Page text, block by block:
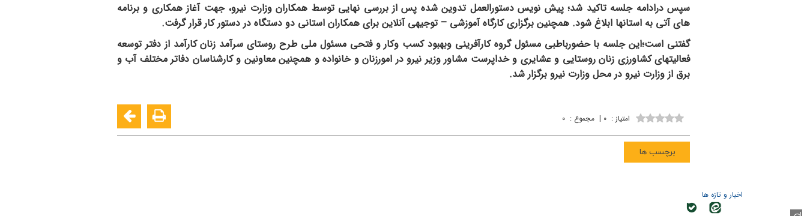
سپس درادامه جلسه تاکید شد؛ پیش نویس دستورالعمل تدوین شده پس از بررسی نهایی توسط همکاران وزارت نیرو، جهت آغاز همکاری و برنامه
های آتی به استانها ابلاغ شود. همچنین برگزاری کارگاه آموزشی – توجیهی آنلاین برای همکاران استانی دو دستگاه در دستور کار قرار گرفت.
گفتنی است؛این جلسه با حضورباطبی مسئول گروه کارآفرینی وبهبود کسب وکار و فتحی مسئول ملی طرح روستای سرآمد زنان کارآمد از دفتر توسعه
فعالیتهای کشاورزی زنان روستایی و عشایری و خداپرست مشاور وزیر نیرو در امورزنان و خانواده و همچنین معاونین و کارشناسان دفاتر مختلف آب و
برق از وزارت نیرو در محل وزارت نیرو برگزار شد.
امتیاز : ۰ | مجموع : ۰
برچسب ها
اخبار و تازه ها